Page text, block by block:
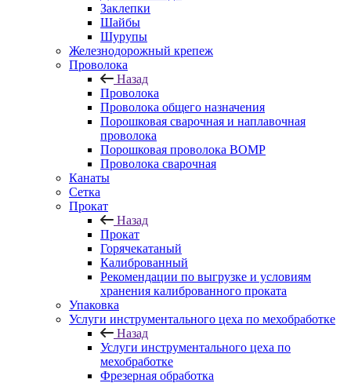
Заклепки
Шайбы
Шурупы
Железнодорожный крепеж
Проволока
Назад
Проволока
Проволока общего назначения
Порошковая сварочная и наплавочная
проволока
Порошковая проволока ВОМР
Проволока сварочная
Канаты
Сетка
Прокат
Назад
Прокат
Горячекатаный
Калиброванный
Рекомендации по выгрузке и условиям
хранения калиброванного проката
Упаковка
Услуги инструментального цеха по мехобработке
Назад
Услуги инструментального цеха по
мехобработке
Фрезерная обработка